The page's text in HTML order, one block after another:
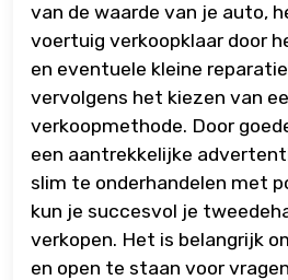
van de waarde van je auto,
voertuig verkoopklaar door
en eventuele kleine
vervolgens het kiezen van
verkoopmethode. Door
een aantrekkelijke
slim te onderhandelen met
kun je succesvol je
verkopen. Het is belangrijk
en open te staan voor